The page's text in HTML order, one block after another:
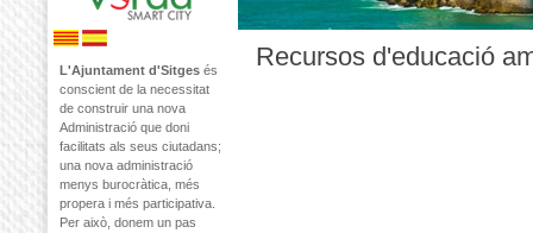
L'Ajuntament d'Sitges és
conscient de la necessitat
de construir una nova
Administració que doni
facilitats als seus ciutadans;
una nova administració
menys burocràtica, més
propera i més participativa.
Per això, donem un pas
Recursos d'educació